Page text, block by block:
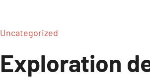
Uncategorized
Exploration